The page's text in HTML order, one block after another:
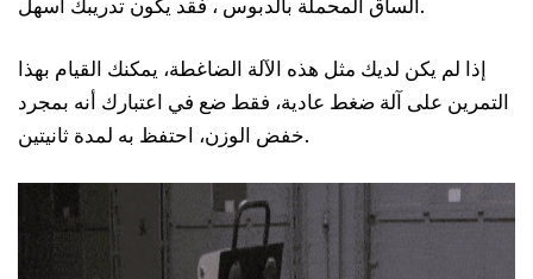
الساق المحملة بالدبوس ، فقد يكون تدريبك أسهل.
إذا لم يكن لديك مثل هذه الآلة الضاغطة، يمكنك القيام بهذا
التمرين على آلة ضغط عادية، فقط ضع في اعتبارك أنه بمجرد
خفض الوزن، احتفظ به لمدة ثانيتين.